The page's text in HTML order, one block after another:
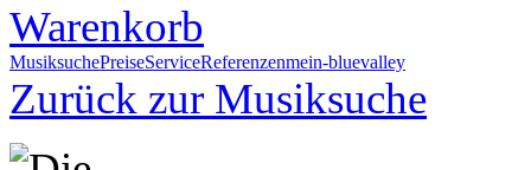
Warenkorb
MusiksuchePreiseServiceReferenzenmein-bluevalley
Zurück zur Musiksuche